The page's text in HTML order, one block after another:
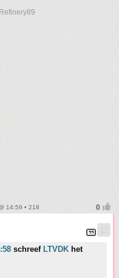
14:59 • 218
schreef LTVDK het